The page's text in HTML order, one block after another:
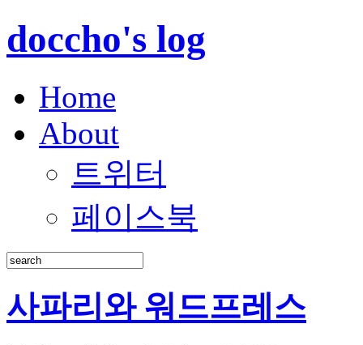
doccho's log
Home
About
트위터
페이스북
사파리와 워드프레스